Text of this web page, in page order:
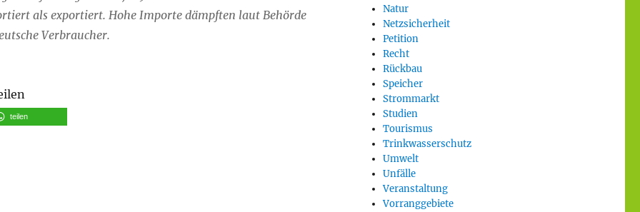
als exportiert. Hohe Importe dämpften laut Behörde
Verbraucher.
teilen
Natur
Netzsicherheit
Petition
Recht
Rückbau
Speicher
Strommarkt
Studien
Tourismus
Trinkwasserschutz
Umwelt
Unfälle
Veranstaltung
Vorranggebiete